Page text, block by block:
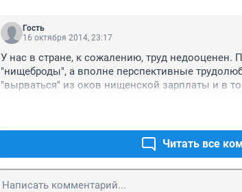
населения самары (за вычетом детей и
!!!!! А таких банков несколько десятков по
Гость
16 октября 2014, 23:17
У нас в стране, к сожалению, труд недооценен.
"нищеброды", а вполне перспективные
"вырваться" из оков нищенской зарплаты и в
Читать все